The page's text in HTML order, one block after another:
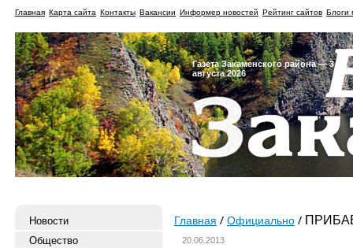
Главная Карта сайта Контакты Вакансии Информер новостей Рейтинг сайтов Блоги
Газета Закаменского района — 3
августа 2026
Новости
Общество
Главная Официально
20.06.2013